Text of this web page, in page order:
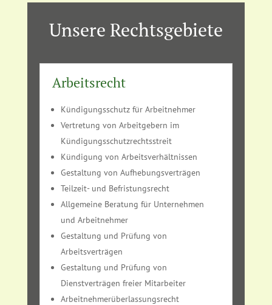
Unsere Rechtsgebiete
Arbeitsrecht
Kündigungsschutz für Arbeitnehmer
Vertretung von Arbeitgebern im
Kündigungsschutzrechtsstreit
Kündigung von Arbeitsverhältnissen
Gestaltung von Aufhebungsverträgen
Teilzeit- und Befristungsrecht
Allgemeine Beratung für Unternehmen
und Arbeitnehmer
Gestaltung und Prüfung von
Arbeitsverträgen
Gestaltung und Prüfung von
Dienstverträgen freier Mitarbeiter
Arbeitnehmerüberlassungsrecht